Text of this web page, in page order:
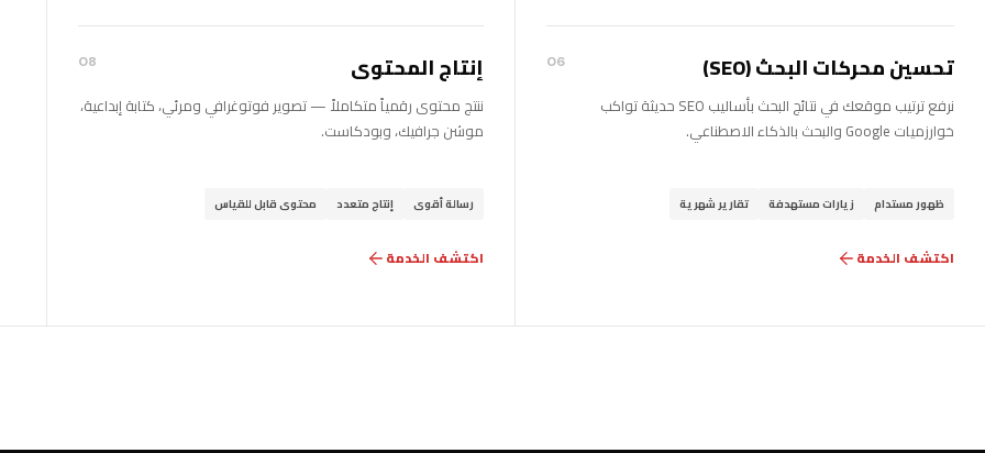
تحسين محركات البحث (SEO) 06
نرفع ترتيب موقعك في نتائج البحث بأساليب SEO حديثة تواكب
خوارزميات Google والبحث بالذكاء الاصطناعي.
ظهور مستدام زيارات مستهدفة تقارير شهرية
اكتشف الخدمة
إنتاج المحتوى 08
ننتج محتوى رقمياً متكاملاً — تصوير فوتوغرافي ومرئي، كتابة إبداعية،
موشن جرافيك، وبودكاست.
رسالة أقوى إنتاج متعدد محتوى قابل للقياس
اكتشف الخدمة